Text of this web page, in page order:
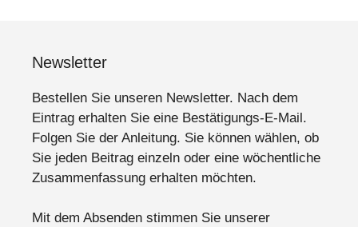
Newsletter
Bestellen Sie unseren Newsletter. Nach dem
Eintrag erhalten Sie eine Bestätigungs-E-Mail.
Folgen Sie der Anleitung. Sie können wählen, ob
Sie jeden Beitrag einzeln oder eine wöchentliche
Zusammenfassung erhalten möchten.
Mit dem Absenden stimmen Sie unserer